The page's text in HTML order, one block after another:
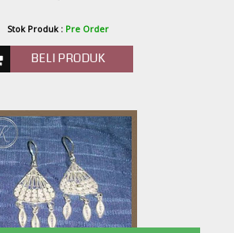
Stok Produk : Pre Order
BELI PRODUK